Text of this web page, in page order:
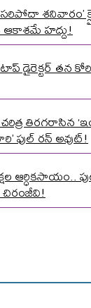
‘సరిపోదా
ఆకాశమే హద్దు!
టాప్ డైరెక్టర్ తన
తిరగరాసిన
ఫుల్ రన్ అవుట్!
ఆర్ధికసాయం..
చిరంజీవి!